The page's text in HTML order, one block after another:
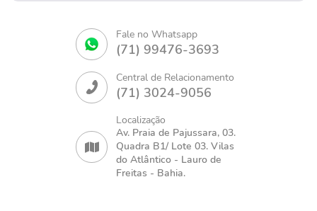
Fale no Whatsapp
(71) 99476-3693
Central de Relacionamento
(71) 3024-9056
Localização
Av. Praia de Pajussara, 03.
Quadra B1/ Lote 03. Vilas
do Atlântico - Lauro de
Freitas - Bahia.